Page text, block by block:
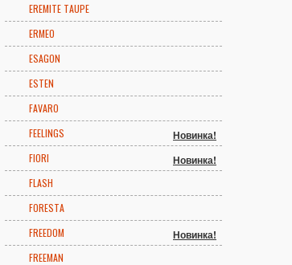
EREMITE TAUPE
ERMEO
ESAGON
ESTEN
FAVARO
FEELINGS
Новинка!
FIORI Новинка!
FLASH
FORESTA
FREEDOM
Новинка!
FREEMAN